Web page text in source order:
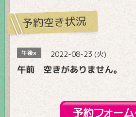
予約空き状況
午後× 2022-08-23 (火)
午前 空きがありません。